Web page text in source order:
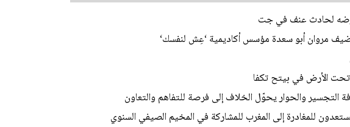
لحادث عنف في جت
مروان أبو سعدة مؤسس أكاديمية ‘عِش لنفسك‘
الأرض في بيتح تكفا
التجسير والحوار يحوّل الخلاف إلى فرصة للتفاهم والتعاون